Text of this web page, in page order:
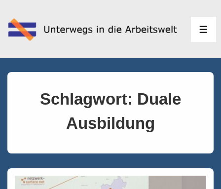
Inhalt
Schlagwort: Duale
Ausbildung